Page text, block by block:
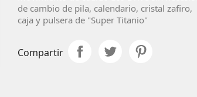
de cambio de pila, calendario, cristal zafiro,
caja y pulsera de "Super Titanio"
Compartir